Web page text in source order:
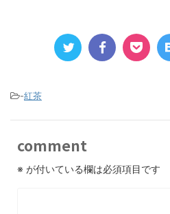
-紅茶
comment
※ が付いている欄は必須項目です